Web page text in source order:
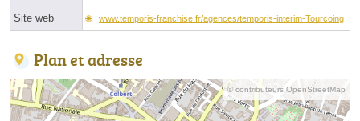
Site web www.temporis-franchise.fr/agences/temporis-interim-Tourcoing
Plan et adresse
© contributeurs OpenStreetMap